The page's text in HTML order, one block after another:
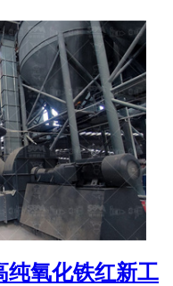
纯氧化铁红新工